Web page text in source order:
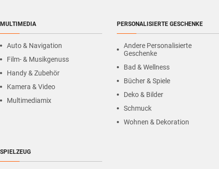
MULTIMEDIA
Auto & Navigation
Film- & Musikgenuss
Handy & Zubehör
Kamera & Video
Multimediamix
PERSONALISIERTE GESCHENKE
Andere Personalisierte
Geschenke
Bad & Wellness
Bücher & Spiele
Deko & Bilder
Schmuck
Wohnen & Dekoration
SPIELZEUG